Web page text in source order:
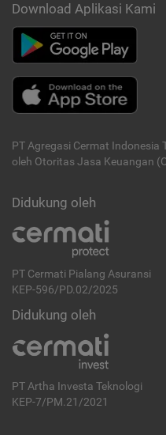
Download Aplikasi Kami
PT Agregasi Cermat Indonesia
oleh Otoritas Jasa Keuangan
Didukung oleh
PT Cermati Pialang Asuransi
KEP-596/PD.02/2025
Didukung oleh
PT Artha Investa Teknologi
KEP-7/PM.21/2021